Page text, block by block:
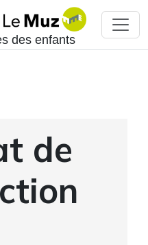
des enfants
de